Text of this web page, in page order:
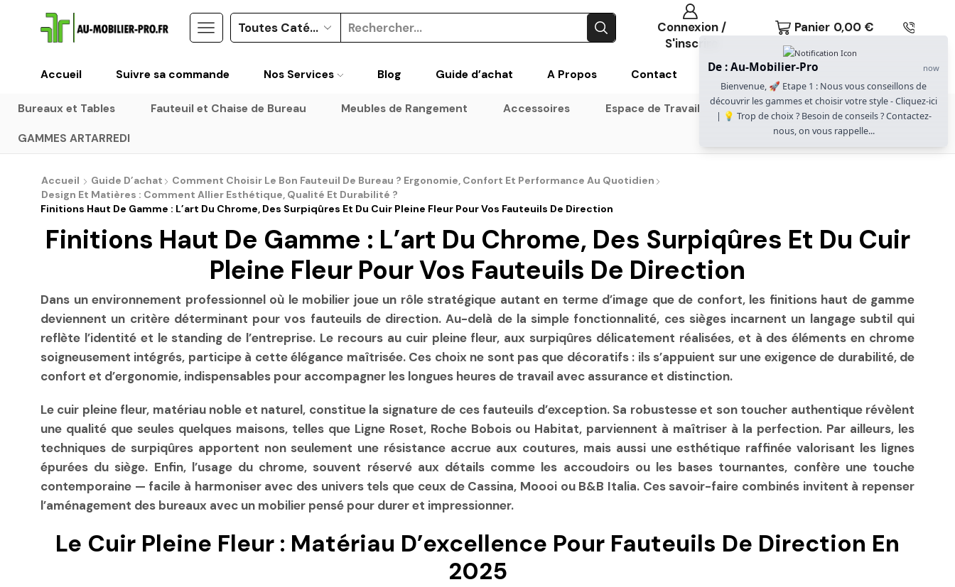
Connexion /
S'inscrire
Panier 0,00 €
Accueil Suivre sa commande Nos Services Blog Guide d’achat A Propos Contact
Bureaux et Tables Fauteuil et Chaise de Bureau Meubles de Rangement Accessoires Espace de Travail Gammes Gautier Office
GAMMES ARTARREDI
Accueil Guide D’achat
Comment Choisir Le Bon Fauteuil De Bureau ? Ergonomie, Confort Et Performance Au Quotidien
Design Et Matières : Comment Allier Esthétique, Qualité Et Durabilité ?
Finitions Haut De Gamme : L’art Du Chrome, Des Surpiqûres Et Du Cuir Pleine Fleur Pour Vos Fauteuils De Direction
Finitions Haut De Gamme : L’art Du Chrome, Des Surpiqûres Et Du Cuir
Pleine Fleur Pour Vos Fauteuils De Direction
Dans un environnement professionnel où le mobilier joue un rôle stratégique autant en terme d’image que de confort, les finitions haut de gamme
deviennent un critère déterminant pour vos fauteuils de direction. Au-delà de la simple fonctionnalité, ces sièges incarnent un langage subtil qui
reflète l’identité et le standing de l’entreprise. Le recours au cuir pleine fleur, aux surpiqûres délicatement réalisées, et à des éléments en chrome
soigneusement intégrés, participe à cette élégance maîtrisée. Ces choix ne sont pas que décoratifs : ils s’appuient sur une exigence de durabilité, de
confort et d’ergonomie, indispensables pour accompagner les longues heures de travail avec assurance et distinction.
Le cuir pleine fleur, matériau noble et naturel, constitue la signature de ces fauteuils d’exception. Sa robustesse et son toucher authentique révèlent
une qualité que seules quelques maisons, telles que Ligne Roset, Roche Bobois ou Habitat, parviennent à maîtriser à la perfection. Par ailleurs, les
techniques de surpiqûres apportent non seulement une résistance accrue aux coutures, mais aussi une esthétique raffinée valorisant les lignes
épurées du siège. Enfin, l’usage du chrome, souvent réservé aux détails comme les accoudoirs ou les bases tournantes, confère une touche
contemporaine — facile à harmoniser avec des univers tels que ceux de Cassina, Moooi ou B&B Italia. Ces savoir-faire combinés invitent à repenser
l’aménagement des bureaux avec un mobilier pensé pour durer et impressionner.
Le Cuir Pleine Fleur : Matériau D’excellence Pour Fauteuils De Direction En
2025
De : Au-Mobilier-Pro now
Bienvenue, 🚀 Etape 1 : Nous vous conseillons de
découvrir les gammes et choisir votre style - Cliquez-ici
| 💡 Trop de choix ? Besoin de conseils ? Contactez-
nous, on vous rappelle...